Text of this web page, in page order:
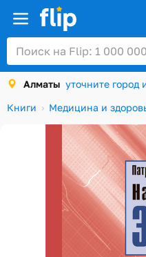
Алматы уточните город
Книги
Медицина и
Войти / Регистрация
Каталог
Подарочные карты
Посылки